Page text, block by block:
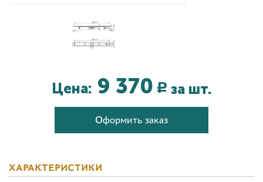
Цена: 9 370 Р за шт.
Оформить заказ
ХАРАКТЕРИСТИКИ